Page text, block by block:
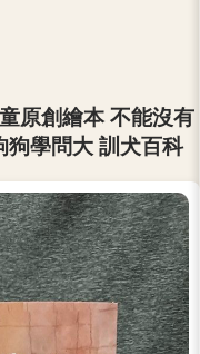
原創繪本 不能沒有
狗學問大 訓犬百科